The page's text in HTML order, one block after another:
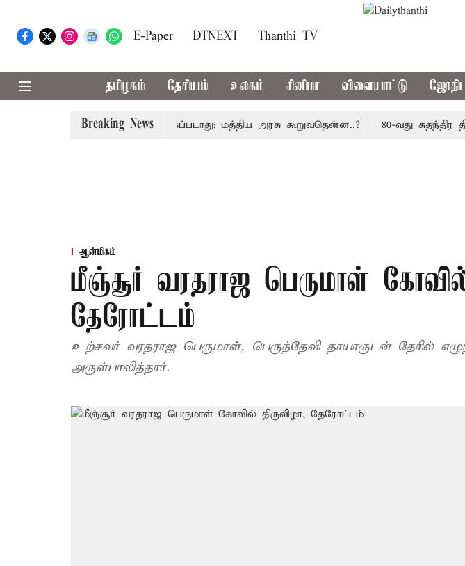
E-Paper DTNEXT Thanthi TV
தமிழகம் தேசியம் உலகம் சினிமா விளையாட்டு
Breaking News
கட்டணம் வசூலிக்கப்படாது: மத்திய அரசு கூறுவதென்ன..? 80-வது சுதந்திர
ஆன்மிகம்
மீஞ்சூர் வரதராஜ பெருமாள்
தேரோட்டம்
உற்சவர் வரதராஜ பெருமாள், பெருந்தேவி தாயாருடன் தேரில்
அருள்பாலித்தார்.